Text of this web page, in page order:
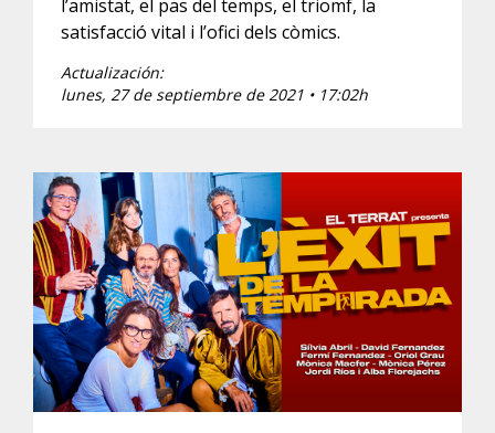
l’amistat, el pas del temps, el triomf, la
satisfacció vital i l’ofici dels còmics.
Actualización:
lunes, 27 de septiembre de 2021 • 17:02h